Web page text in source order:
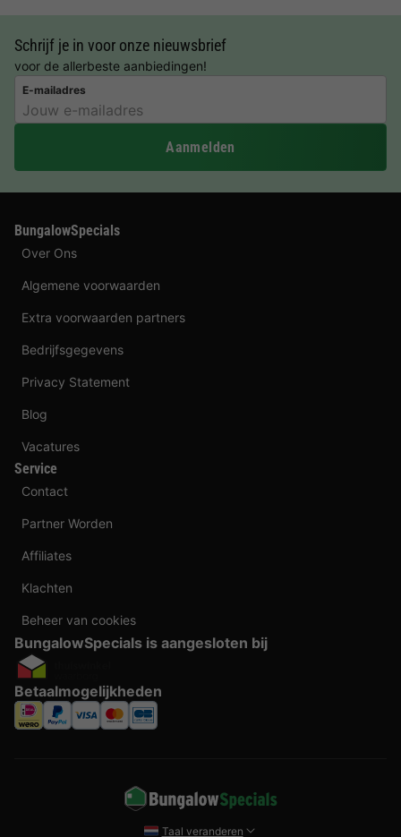
Schrijf je in voor onze nieuwsbrief
voor de allerbeste aanbiedingen!
E-mailadres
Aanmelden
BungalowSpecials
Over Ons
Algemene voorwaarden
Extra voorwaarden partners
Bedrijfsgegevens
Privacy Statement
Blog
Vacatures
Service
Contact
Partner Worden
Affiliates
Klachten
Beheer van cookies
BungalowSpecials is aangesloten bij
Betaalmogelijkheden
Taal veranderen